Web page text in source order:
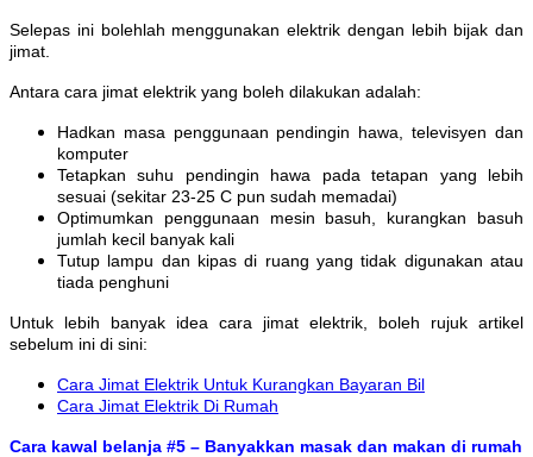
Selepas ini bolehlah menggunakan elektrik dengan lebih bijak dan
jimat.
Antara cara jimat elektrik yang boleh dilakukan adalah:
Hadkan masa penggunaan pendingin hawa, televisyen dan
komputer
Tetapkan suhu pendingin hawa pada tetapan yang lebih
sesuai (sekitar 23-25 C pun sudah memadai)
Optimumkan penggunaan mesin basuh, kurangkan basuh
jumlah kecil banyak kali
Tutup lampu dan kipas di ruang yang tidak digunakan atau
tiada penghuni
Untuk lebih banyak idea cara jimat elektrik, boleh rujuk artikel
sebelum ini di sini:
Cara Jimat Elektrik Untuk Kurangkan Bayaran Bil
Cara Jimat Elektrik Di Rumah
Cara kawal belanja #5 – Banyakkan masak dan makan di rumah